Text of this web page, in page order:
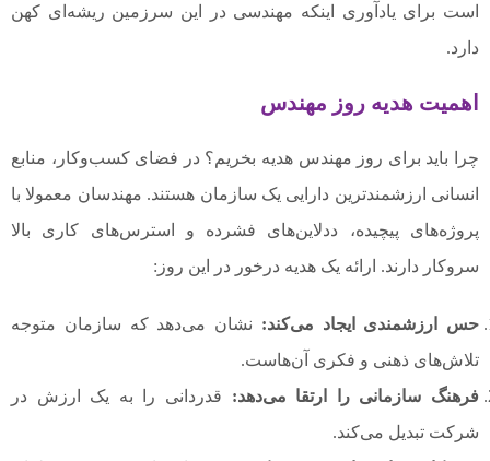
است برای یادآوری اینکه مهندسی در این سرزمین ریشه‌ای کهن
دارد.
اهمیت هدیه روز مهندس
چرا باید برای روز مهندس هدیه بخریم؟ در فضای کسب‌وکار، منابع
انسانی ارزشمندترین دارایی یک سازمان هستند. مهندسان معمولا با
پروژه‌های پیچیده، ددلاین‌های فشرده و استرس‌های کاری بالا
سروکار دارند. ارائه یک هدیه درخور در این روز:
حس ارزشمندی ایجاد می‌کند: نشان می‌دهد که سازمان متوجه
تلاش‌های ذهنی و فکری آن‌هاست.
فرهنگ سازمانی را ارتقا می‌دهد: قدردانی را به یک ارزش در
شرکت تبدیل می‌کند.